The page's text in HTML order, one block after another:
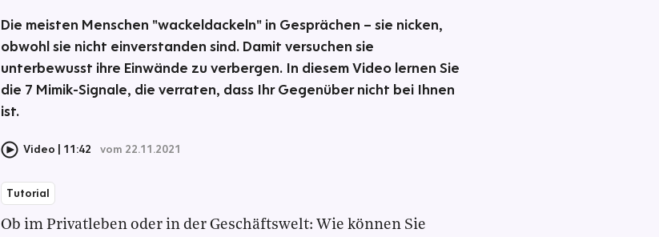
Die meisten Menschen "wackeldackeln" in Gesprächen – sie nicken,
obwohl sie nicht einverstanden sind. Damit versuchen sie
unterbewusst ihre Einwände zu verbergen. In diesem Video lernen Sie
die 7 Mimik-Signale, die verraten, dass Ihr Gegenüber nicht bei Ihnen
ist.
Video 11:42 vom 22.11.2021
Tutorial
Ob im Privatleben oder in der Geschäftswelt: Wie können Sie